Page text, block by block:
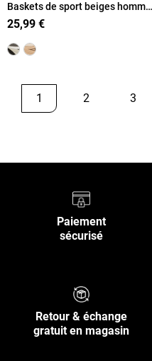
Baskets de sport beiges homme
(40-46)
25,99 €
1 2 3
Paiement
sécurisé
Retour & échange
gratuit en magasin